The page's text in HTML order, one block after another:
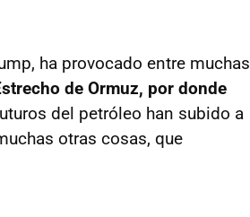
ha provocado entre muchas
de Ormuz, por donde
del petróleo han subido a
otras cosas, que